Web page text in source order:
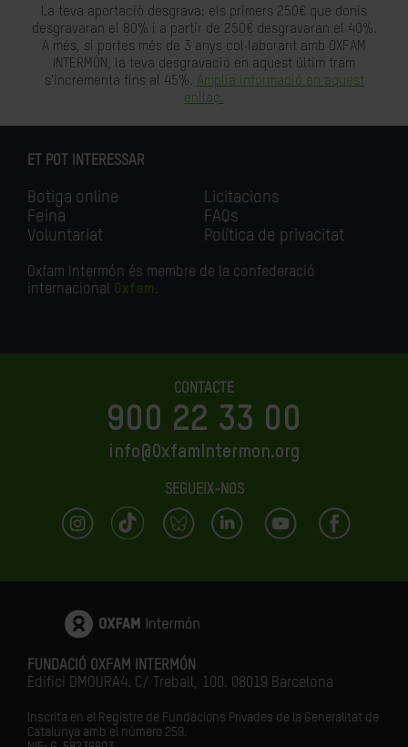
La teva aportació desgrava: els primers 250€ que donis
desgravaran el 80% i a partir de 250€ desgravaran el 40%.
A més, si portes més de 3 anys col·laborant amb OXFAM
INTERMÓN, la teva desgravació en aquest últim tram
s'incrementa fins al 45%. Amplia informació en aquest
enllaç.
ET POT INTERESSAR
Botiga online
Feina
Voluntariat
Licitacions
FAQs
Política de privacitat
Oxfam Intermón és membre de la confederació
internacional Oxfam.
CONTACTE
900 22 33 00
info@OxfamIntermon.org
SEGUEIX-NOS
FUNDACIÓ OXFAM INTERMÓN
Edifici DMOURA4. C/ Treball, 100. 08019 Barcelona
Inscrita en el Registre de Fundacions Privades de la Generalitat de
Catalunya amb el número 259.